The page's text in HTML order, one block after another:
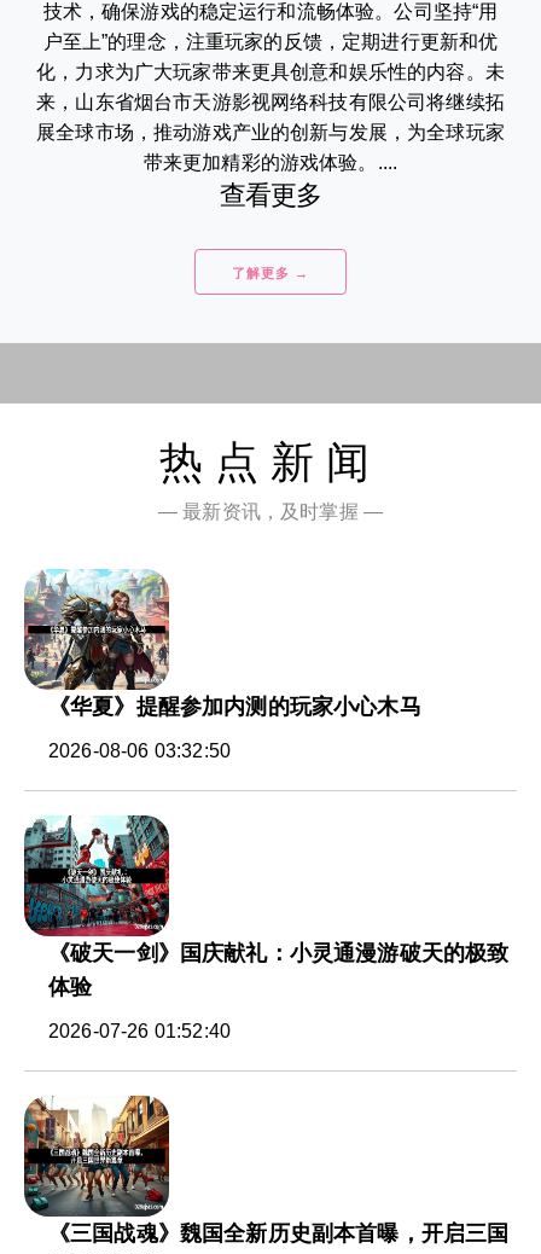
技术，确保游戏的稳定运行和流畅体验。公司坚持“用
户至上”的理念，注重玩家的反馈，定期进行更新和优
化，力求为广大玩家带来更具创意和娱乐性的内容。未
来，山东省烟台市天游影视网络科技有限公司将继续拓
展全球市场，推动游戏产业的创新与发展，为全球玩家
带来更加精彩的游戏体验。....
查看更多
了解更多 →
热点新闻
— 最新资讯，及时掌握 —
《华夏》提醒参加内测的玩家小心木马
2026-08-06 03:32:50
《破天一剑》国庆献礼：小灵通漫游破天的极致
体验
2026-07-26 01:52:40
《三国战魂》魏国全新历史副本首曝，开启三国